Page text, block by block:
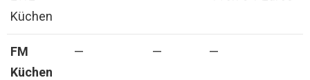
Küchen
FM
Küchen
— — —